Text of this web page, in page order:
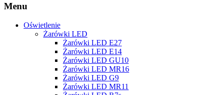
Menu
Oświetlenie
Żarówki LED
Żarówki LED E27
Żarówki LED E14
Żarówki LED GU10
Żarówki LED MR16
Żarówki LED G9
Żarówki LED MR11